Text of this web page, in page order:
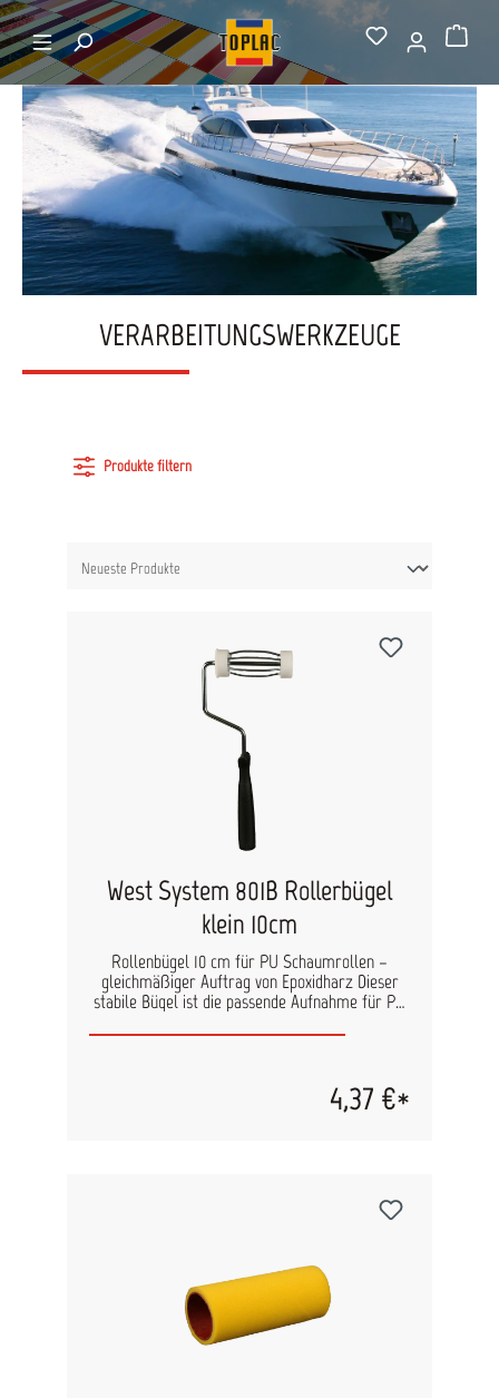
springenStartseite Verarbeitungswerkzeuge
VERARBEITUNGSWERKZEUGE
Produkte filtern
West System 801B Rollerbügel
klein 10cm
Rollenbügel 10 cm für PU Schaumrollen –
gleichmäßiger Auftrag von Epoxidharz Dieser
stabile Bügel ist die passende Aufnahme für PU
einen gleichmäßigen und kontrollierten Auftrag
sichere Führung der Rolle und unterstützt
saubere, reproduzierbare
Streifenbildung Stabile Ausführung für sicheren
Halt der Rolle Ergonomische Handhabung für
Beschichtungs- und Laminierbereich
Einsatzbereiche Auftragen von Epoxidharz (EP
Harz) Beschichtungsarbeiten im Bootsbau und in
der Industrie Laminier- und
Versiegelungsarbeiten
4,37 €*